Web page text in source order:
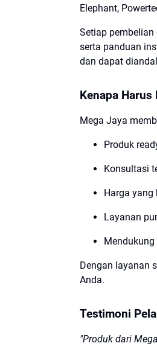
Elephant,
Setiap
serta panduan
dan dapat
Kenapa Harus
Mega Jaya
Produk
Konsultasi
Harga yang
Layanan
Mendukung
Dengan layanan
Anda.
Testimoni
"Produk dari